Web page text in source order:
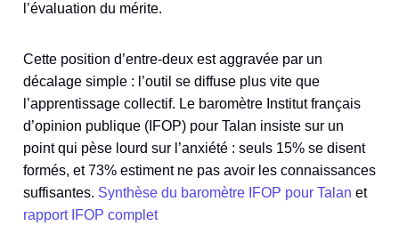
l’évaluation du mérite.
Cette position d’entre-deux est aggravée par un
décalage simple : l’outil se diffuse plus vite que
l’apprentissage collectif. Le baromètre Institut français
d’opinion publique (IFOP) pour Talan insiste sur un
point qui pèse lourd sur l’anxiété : seuls 15% se disent
formés, et 73% estiment ne pas avoir les connaissances
suffisantes. Synthèse du baromètre IFOP pour Talan et
rapport IFOP complet